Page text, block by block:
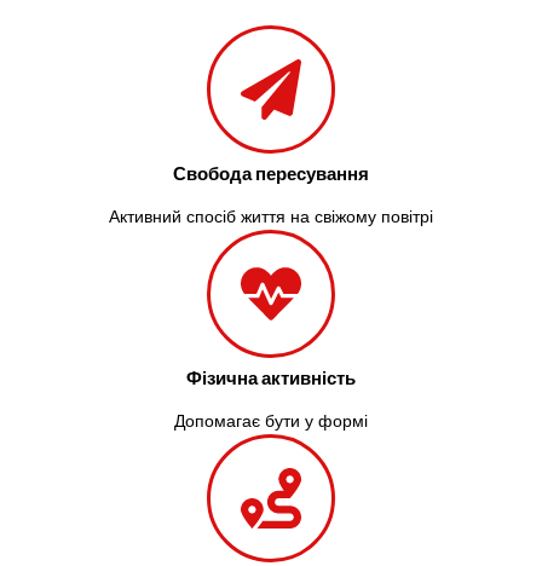
Свобода пересування
Активний спосіб життя на свіжому повітрі
Фізична активність
Допомагає бути у формі